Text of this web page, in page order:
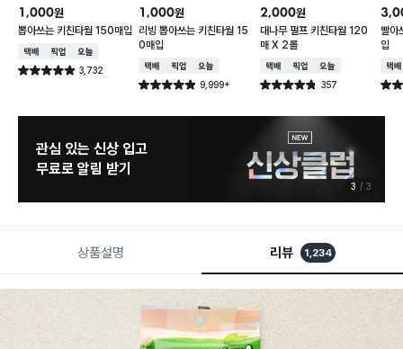
1,000원
뽑아쓰는 키친타월 150매입
택배배송매장픽업오늘배송
별점 4.9점 3,732
건 작성
1,000원
리빙 뽑아쓰는 키친타월 15
0매입
택배배송매장픽업오늘배송
별점 4.9점 9,999+
건 작성
2,000원
대나무 펄프 키친타월 120
매 X 2롤
택배배송매장픽업오늘배송
별점 4.8점 357
건 작성
빨아쓰는 키
입
택배
별점
관심 있는 신상 입고
무료로 알림 받기
3 3
상품설명 리뷰 1,234